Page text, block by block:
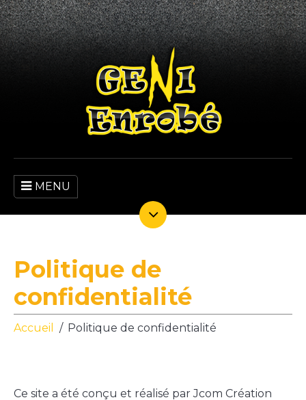
MENU
Politique de
confidentialité
Accueil Politique de confidentialité
Ce site a été conçu et réalisé par Jcom Création